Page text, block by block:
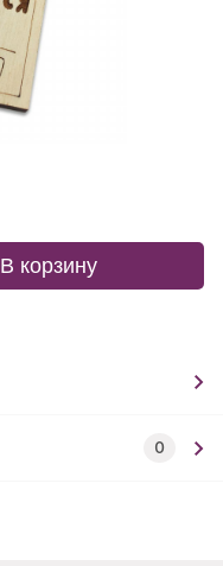
В корзину
0